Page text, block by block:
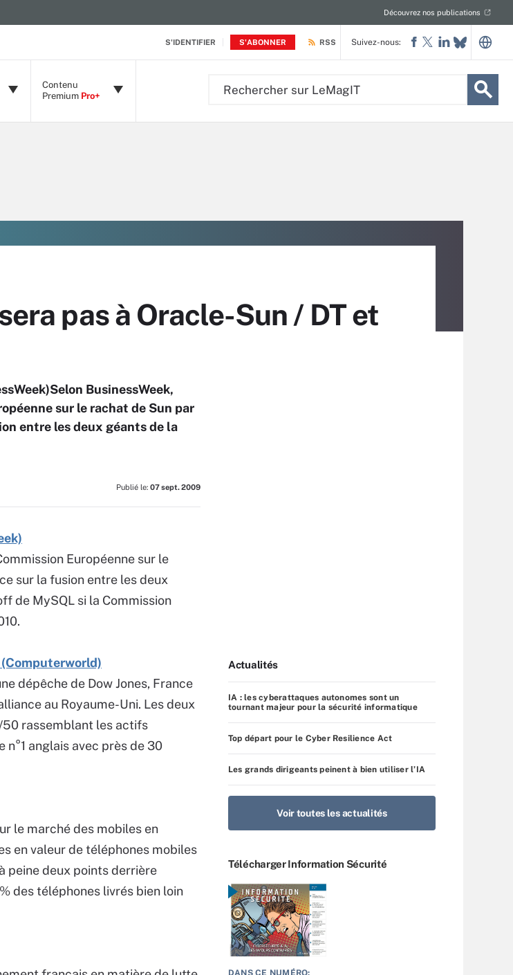
S'IDENTIFIER S'ABONNER
Découvrez nos publications
RSS
Contenu
Premium Pro+
Suivez-nous:
pas à Oracle-Sun / DT et
BusinessWeek,
sur le rachat de Sun par
entre les deux géants de la
Publié le: 07 sept. 2009
Européenne sur le
sur la fusion entre les deux
de MySQL si la Commission
dépêche de Dow Jones, France
au Royaume-Uni. Les deux
rassemblant les actifs
anglais avec près de 30
le marché des mobiles en
en valeur de téléphones mobiles
peine deux points derrière
des téléphones livrés bien loin
Actualités
IA : les cyberattaques autonomes sont un
tournant majeur pour la sécurité informatique
Top départ pour le Cyber Resilience Act
Les grands dirigeants peinent à bien utiliser l’IA
Voir toutes les actualités
Télécharger Information Sécurité
DANS CE NUMÉRO: